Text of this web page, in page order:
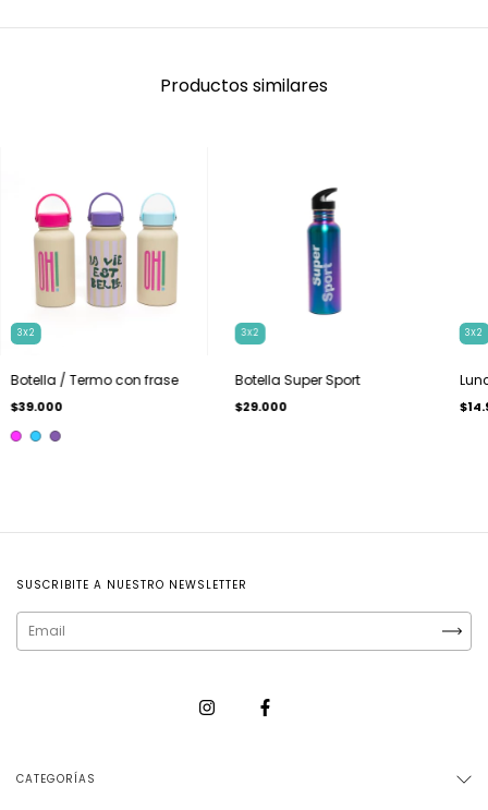
Productos similares
3X2
Botella / Termo con frase
$39.000
3X2
Botella Super Sport
$29.000
3X2
SUSCRIBITE A NUESTRO NEWSLETTER
CATEGORÍAS